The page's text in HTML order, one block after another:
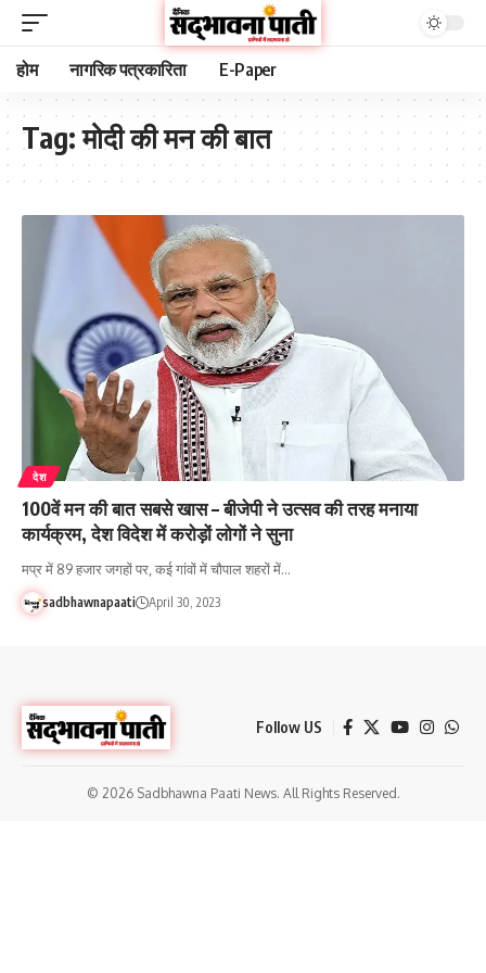
होम नागरिक पत्रकारिता E-Paper
Tag:मोदी की मन की बात
देश
100वें मन की बात सबसे खास – बीजेपी ने उत्सव की तरह मनाया
कार्यक्रम, देश विदेश में करोड़ों लोगों ने सुना
मप्र में 89 हजार जगहों पर, कई गांवों में चौपाल शहरों में…
sadbhawnapaati April 30, 2023
Follow US
© 2026 Sadbhawna Paati News. All Rights Reserved.